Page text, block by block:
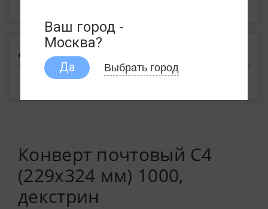
Другое
Конверт почтовый С4
(229х324 мм) 1000,
декстрин
Ваш город -
Москва?
Да Выбрать город